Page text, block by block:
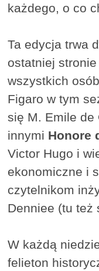
każdego, o co
Ta edycja trwa
ostatniej
wszystkich
Figaro w tym
się M. Emile de
innymi Honore
Victor Hugo i
ekonomiczne i
czytelnikom
Denniee (tu też
W każdą
felieton